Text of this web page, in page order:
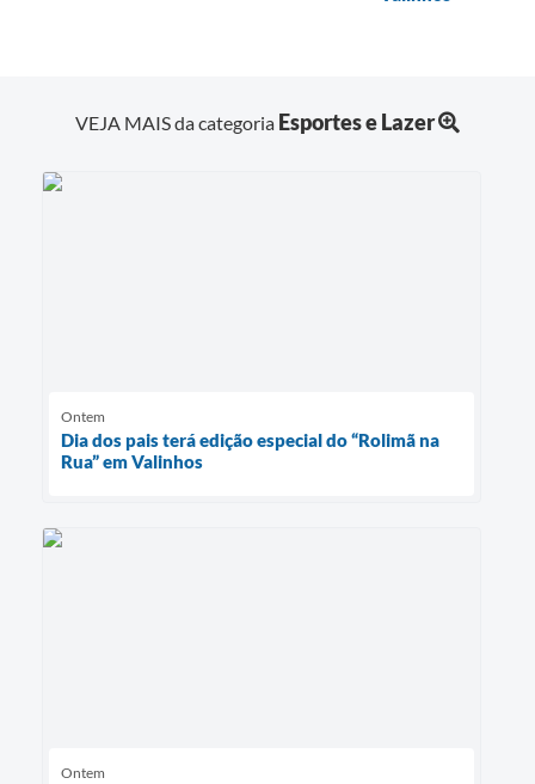
VEJA MAIS da categoria Esportes e Lazer
Ontem
Dia dos pais terá edição especial do “Rolimã na
Rua” em Valinhos
Ontem